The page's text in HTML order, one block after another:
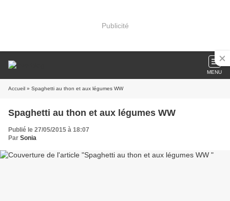
Publicité
MENU
Accueil » Spaghetti au thon et aux légumes WW
Spaghetti au thon et aux légumes WW
Publié le 27/05/2015 à 18:07
Par Sonia